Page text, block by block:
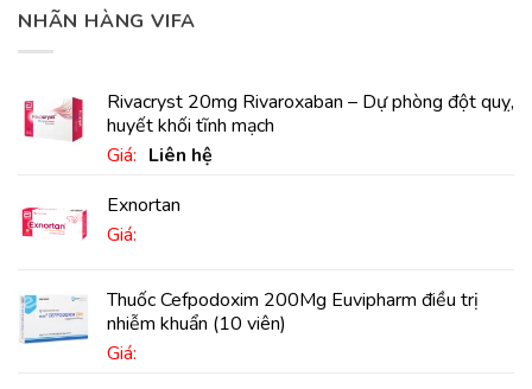
NHÃN HÀNG VIFA
Rivacryst 20mg Rivaroxaban – Dự phòng đột quỵ,
huyết khối tĩnh mạch
Giá: Liên hệ
Exnortan
Giá:
Thuốc Cefpodoxim 200Mg Euvipharm điều trị
nhiễm khuẩn (10 viên)
Giá: